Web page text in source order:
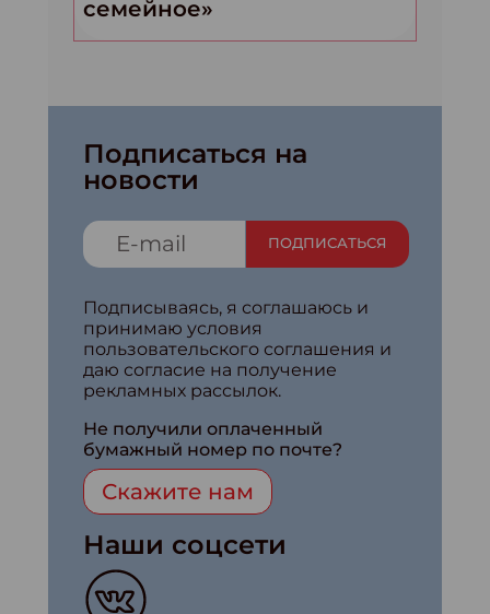
семейное»
Подписаться на
новости
ПОДПИСАТЬСЯ
Подписываясь, я соглашаюсь и
принимаю условия
пользовательского соглашения и
даю согласие на получение
рекламных рассылок.
Не получили оплаченный
бумажный номер по почте?
Скажите нам
Наши соцсети